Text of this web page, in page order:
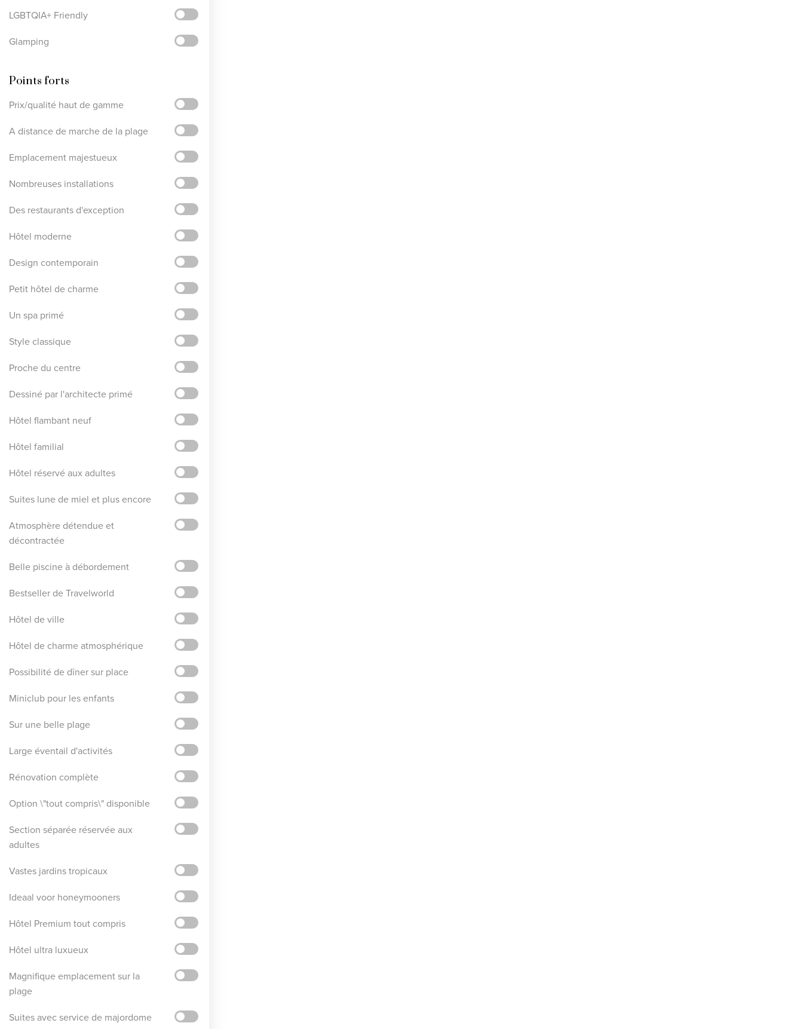
LGBTQIA+ Friendly
Glamping
Points forts
Prix/qualité haut de gamme
A distance de marche de la plage
Emplacement majestueux
Nombreuses installations
Des restaurants d'exception
Hôtel moderne
Design contemporain
Petit hôtel de charme
Un spa primé
Style classique
Proche du centre
Dessiné par l'architecte primé
Hôtel flambant neuf
Hôtel familial
Hôtel réservé aux adultes
Suites lune de miel et plus encore
Atmosphère détendue et
décontractée
Belle piscine à débordement
Bestseller de Travelworld
Hôtel de ville
Hôtel de charme atmosphérique
Possibilité de dîner sur place
Miniclub pour les enfants
Sur une belle plage
Large éventail d'activités
Rénovation complète
Option \"tout compris\" disponible
Section séparée réservée aux
adultes
Vastes jardins tropicaux
Ideaal voor honeymooners
Hôtel Premium tout compris
Hôtel ultra luxueux
Magnifique emplacement sur la
plage
Suites avec service de majordome